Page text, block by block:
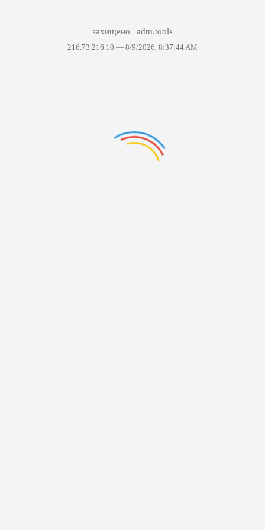
захищено adm.tools
216.73.216.10 — 8/9/2026, 8:37:44 AM